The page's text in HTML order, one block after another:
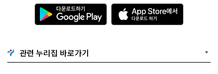
다
운
로
기
G
o
A
p
p
e
관련 누리집 바로가기